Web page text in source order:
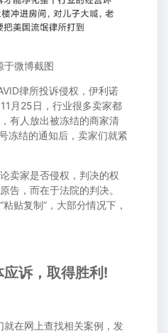
于微博截图
律所投诉侵权，伊利诺
月25日，行业很多卖家都
有人放出被冻结的商家清
冻结的通知后，卖家们就紧
家是否侵权，判决的权
告，而在于法院的判决。
贴复制”，大部分情况下，
诉，取得胜利!
在网上查找相关案例，发